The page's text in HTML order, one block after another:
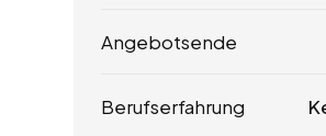
Angebotsende
Berufserfahrung